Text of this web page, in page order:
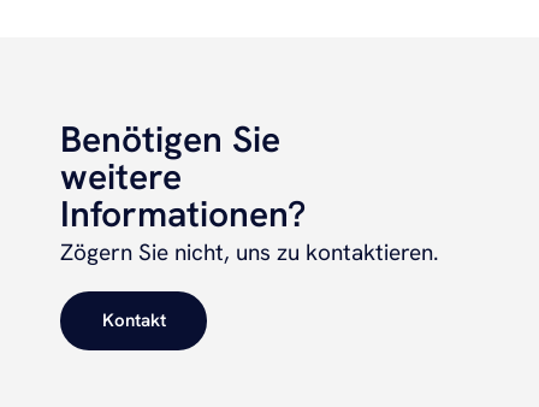
Benötigen Sie
weitere
Informationen?
Zögern Sie nicht, uns zu kontaktieren.
Kontakt